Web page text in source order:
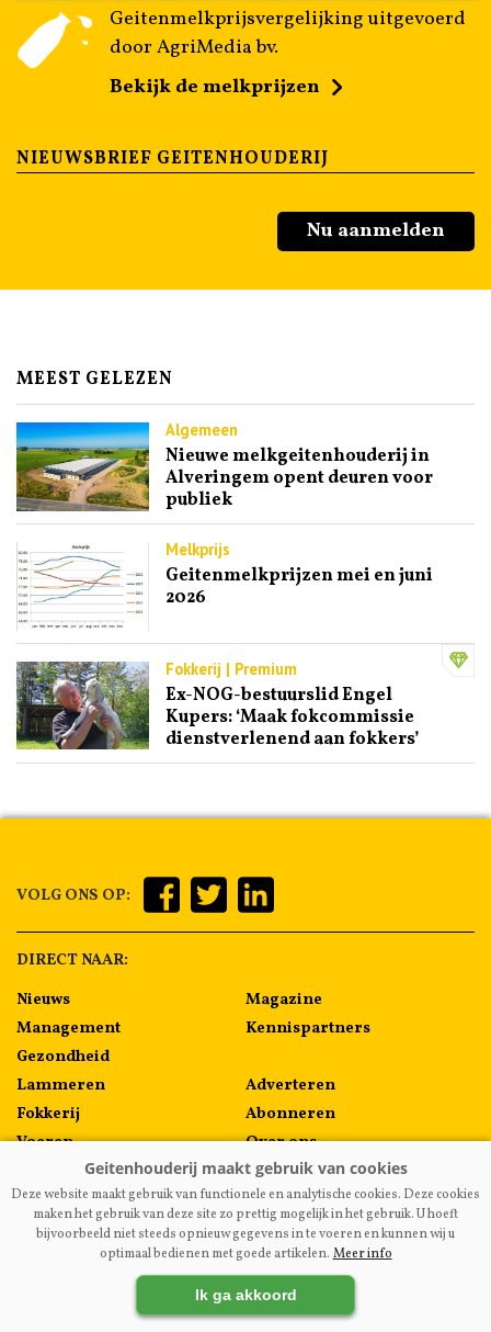
Geitenmelkprijsvergelijking uitgevoerd
door AgriMedia bv.
Bekijk de melkprijzen
NIEUWSBRIEF GEITENHOUDERIJ
Nu aanmelden
MEEST GELEZEN
Algemeen
Nieuwe melkgeitenhouderij in
Alveringem opent deuren voor
publiek
Melkprijs
Geitenmelkprijzen mei en juni
2026
Fokkerij | Premium
Ex-NOG-bestuurslid Engel
Kupers: ‘Maak fokcommissie
dienstverlenend aan fokkers’
VOLG ONS OP:
DIRECT NAAR:
Nieuws
Management
Gezondheid
Lammeren
Fokkerij
Voeren
Algemeen
Melkprijzen
Magazine
Kennispartners
Adverteren
Abonneren
Over ons
Contact
VAKBLADGEITENHOUDERIJ.NL DISCLAIMER
AGRIMEDIA
Deze website maakt gebruik van functionele en analytische cookies. Deze cookies
maken het gebruik van deze site zo prettig mogelijk in het gebruik. U hoeft
bijvoorbeeld niet steeds opnieuw gegevens in te voeren en kunnen wij u
optimaal bedienen met goede artikelen. Meer info
Ik ga akkoord